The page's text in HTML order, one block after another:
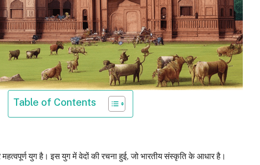
Table of Contents
युग है। इस युग में वेदों की रचना हुई, जो भारतीय संस्कृति के आधार है।